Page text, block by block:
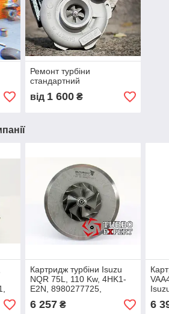
Ремонт турбіни
стандартний
від 1 600₴
Картридж турбіни Isuzu
NQR 75L, 110 Kw, 4HK1-
E2N, 8980277725,
8980277720, 2006+, VIET,
VKA40016
6 257₴ 6